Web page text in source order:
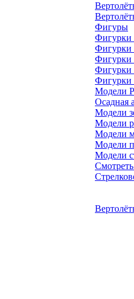
Фигуры
Фигурки
Фигурки
Фигурки
Фигурки
Фигурки
Модели
Осадная
Модели
Модели
Модели
Модели
Модели